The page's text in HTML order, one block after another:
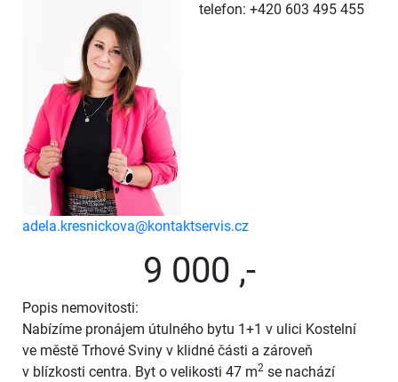
telefon: +420 603 495 455
adela.kresnickova@kontaktservis.cz
9 000 ,-
Popis nemovitosti:
Nabízíme pronájem útulného bytu 1+1 v ulici Kostelní
ve městě Trhové Sviny v klidné části a zároveň
v blízkosti centra. Byt o velikosti 47 m2 se nachází